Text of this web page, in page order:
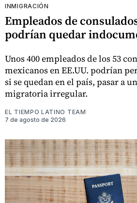
INMIGRACIÓN
Empleados de
podrían quedar
Unos 400 empleados de los 53
mexicanos en EE.UU. podrían
si se quedan en el país, pasar a
migratoria irregular.
EL TIEMPO LATINO TEAM
7 de agosto de 2026